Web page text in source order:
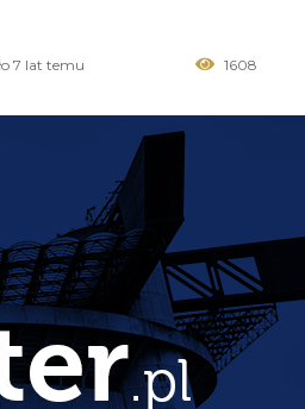
7 lat temu 1608